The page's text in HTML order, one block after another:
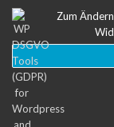
Zum